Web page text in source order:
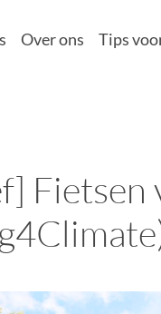
Over ons Tips
Fietsen